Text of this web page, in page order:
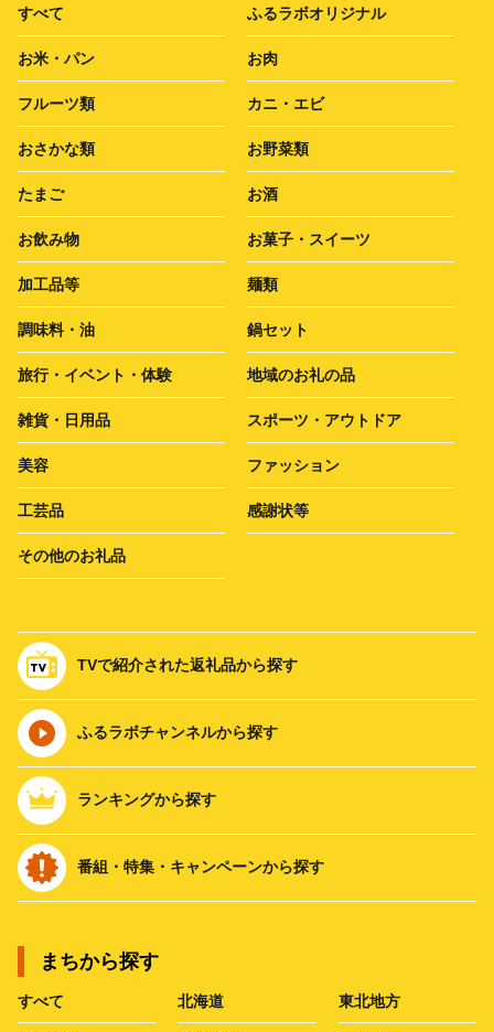
すべて ふるラボオリジナル
お米・パン お肉
フルーツ類 カニ・エビ
おさかな類 お野菜類
たまご お酒
お飲み物 お菓子・スイーツ
加工品等 麺類
調味料・油 鍋セット
旅行・イベント・体験 地域のお礼の品
雑貨・日用品 スポーツ・アウトドア
美容 ファッション
工芸品 感謝状等
その他のお礼品
TVで紹介された返礼品から探す
ふるラボチャンネルから探す
ランキングから探す
番組・特集・キャンペーンから探す
まちから探す
すべて 北海道 東北地方